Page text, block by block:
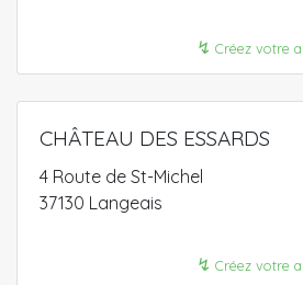
↯ Créez votre
CHÂTEAU DES ESSARDS
4 Route de St-Michel
37130 Langeais
↯ Créez votre